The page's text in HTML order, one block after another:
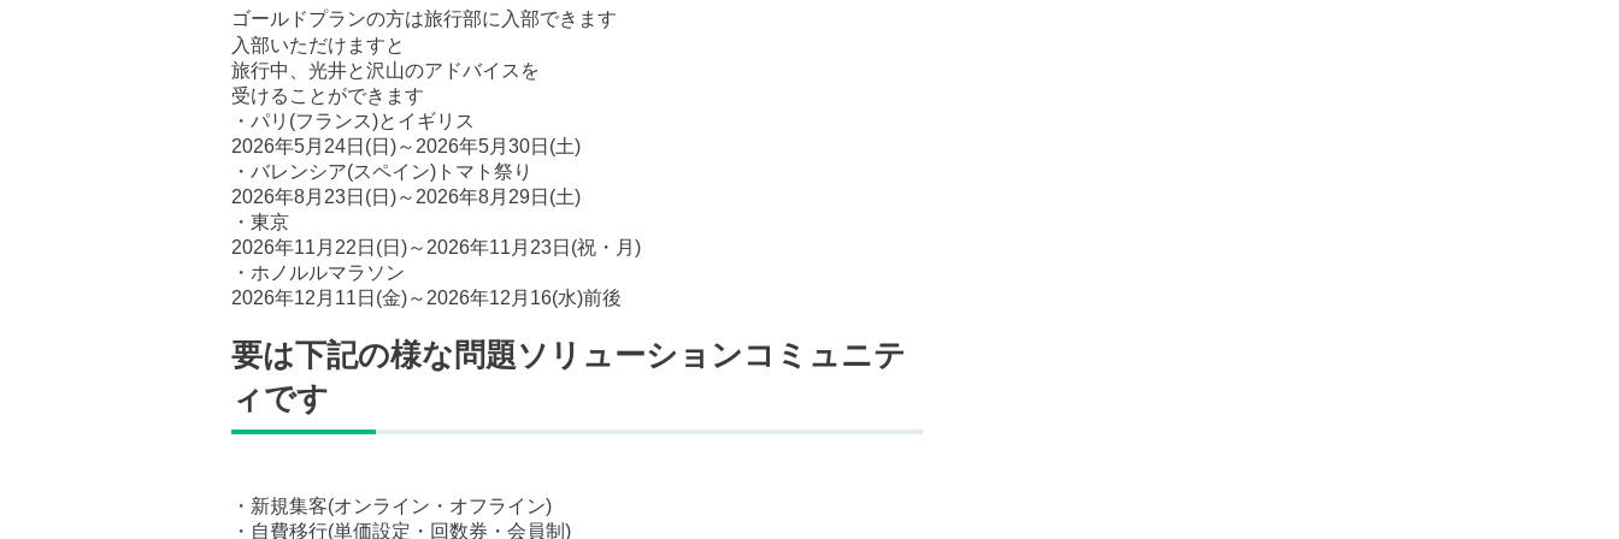
ゴールドプランの方は旅行部に入部できます
入部いただけますと
旅行中、光井と沢山のアドバイスを
受けることができます
・パリ(フランス)とイギリス
2026年5月24日(日)～2026年5月30日(土)
・バレンシア(スペイン)トマト祭り
2026年8月23日(日)～2026年8月29日(土)
・東京
2026年11月22日(日)～2026年11月23日(祝・月)
・ホノルルマラソン
2026年12月11日(金)～2026年12月16(水)前後
要は下記の様な問題ソリューションコミュニテ
ィです
・新規集客(オンライン・オフライン)
・自費移行(単価設定・回数券・会員制)